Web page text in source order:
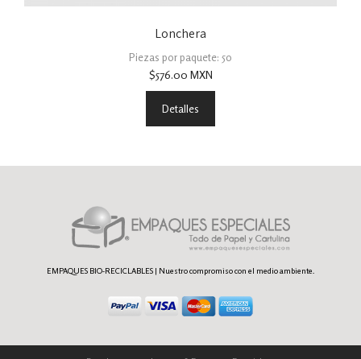
Lonchera
Piezas por paquete: 50
$576.00 MXN
Detalles
EMPAQUES BIO-RECICLABLES | Nuestro compromiso con el medio ambiente.